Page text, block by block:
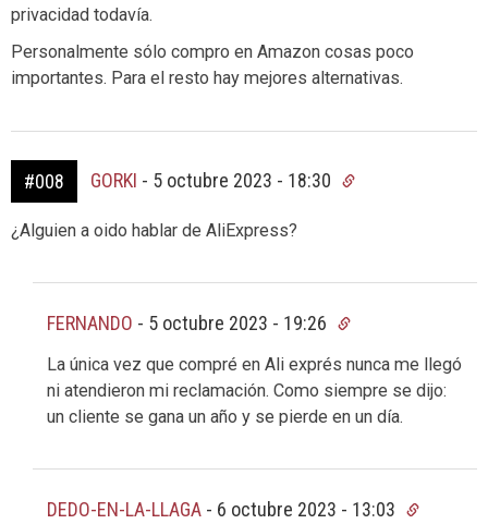
privacidad todavía.
Personalmente sólo compro en Amazon cosas poco
importantes. Para el resto hay mejores alternativas.
#008 GORKI - 5 octubre 2023 - 18:30
¿Alguien a oido hablar de AliExpress?
FERNANDO - 5 octubre 2023 - 19:26
La única vez que compré en Ali exprés nunca me llegó
ni atendieron mi reclamación. Como siempre se dijo:
un cliente se gana un año y se pierde en un día.
DEDO-EN-LA-LLAGA - 6 octubre 2023 - 13:03